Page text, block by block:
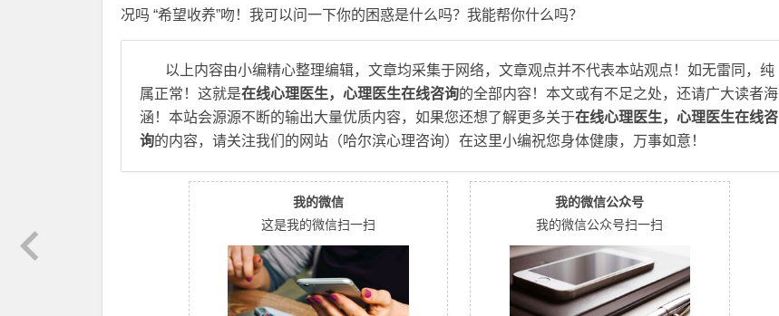
况吗 “希望收养”吻！我可以问一下你的困惑是什么吗？我能帮你什么吗？
以上内容由小编精心整理编辑，文章均采集于网络，文章观点并不代表本站观点！如无雷同，纯
属正常！这就是在线心理医生，心理医生在线咨询的全部内容！本文或有不足之处，还请广大读者海
涵！本站会源源不断的输出大量优质内容，如果您还想了解更多关于在线心理医生，心理医生在线咨
询的内容，请关注我们的网站（哈尔滨心理咨询）在这里小编祝您身体健康，万事如意！
我的微信
这是我的微信扫一扫
我的微信公众号
我的微信公众号扫一扫